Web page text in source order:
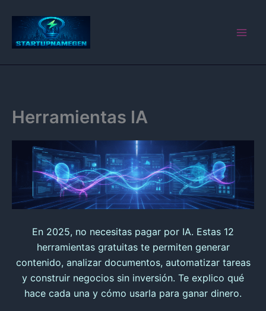
Herramientas IA
En 2025, no necesitas pagar por IA. Estas 12
herramientas gratuitas te permiten generar
contenido, analizar documentos, automatizar tareas
y construir negocios sin inversión. Te explico qué
hace cada una y cómo usarla para ganar dinero.